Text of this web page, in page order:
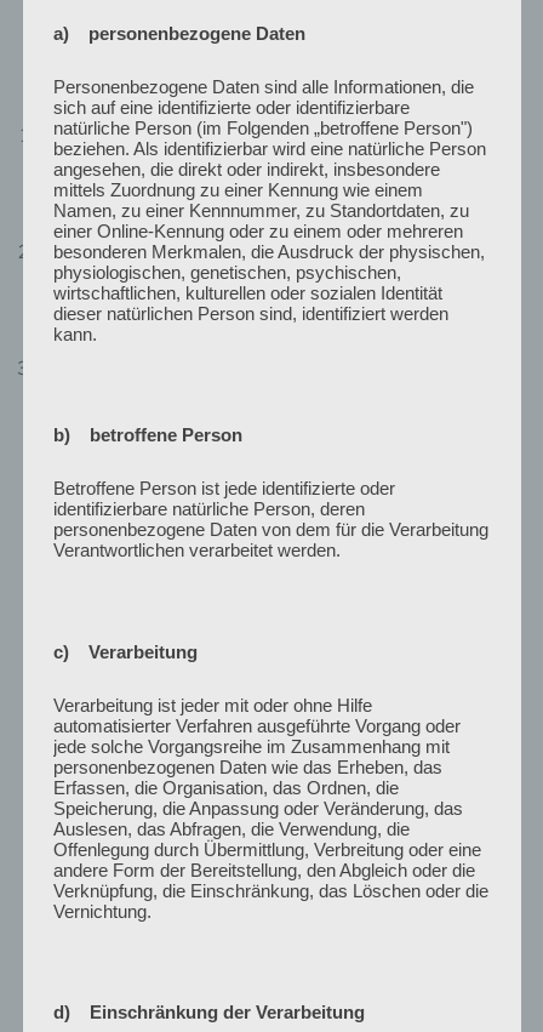
16:00 – 17:30 Uhr
Parallele Panelsessions D:
Zusammenhaltskonflikte sozialer (Groß-)Gruppen:
Strukturen, Ideologien, Identitäten und
Bewertungen
Chair:Anne Speer (TI Bremen)
Klimakrise, ökologische Wende und
Herausforderungen für den gesellschaftlichen
Zusammenhalt
Chair:Dr. Axel Salheiser (TI Jena)
Chair: Tim Schröder (TI Bremen)
17:30 – 19:00 Uhr
Podium zu „Zusammenhalt und Krieg“
Bremen)
Osteuropa)
Dr. Jan Matti Dollbaum (TI Bremen)
Moderation:Dr. Taylan Yildiz (FGZ
Forschungskoordination)
Samstag, 16. Juli 2022
09:00 – 09:30 Uhr
Austausch im Plenum und Bildung von Arbeitsgruppen
a) personenbezogene Daten
Personenbezogene Daten sind alle Informationen, die
sich auf eine identifizierte oder identifizierbare
natürliche Person (im Folgenden „betroffene Person")
beziehen. Als identifizierbar wird eine natürliche Person
angesehen, die direkt oder indirekt, insbesondere
mittels Zuordnung zu einer Kennung wie einem
Namen, zu einer Kennnummer, zu Standortdaten, zu
einer Online-Kennung oder zu einem oder mehreren
besonderen Merkmalen, die Ausdruck der physischen,
physiologischen, genetischen, psychischen,
wirtschaftlichen, kulturellen oder sozialen Identität
dieser natürlichen Person sind, identifiziert werden
kann.
b) betroffene Person
Betroffene Person ist jede identifizierte oder
identifizierbare natürliche Person, deren
personenbezogene Daten von dem für die Verarbeitung
Verantwortlichen verarbeitet werden.
c) Verarbeitung
Verarbeitung ist jeder mit oder ohne Hilfe
automatisierter Verfahren ausgeführte Vorgang oder
jede solche Vorgangsreihe im Zusammenhang mit
personenbezogenen Daten wie das Erheben, das
Erfassen, die Organisation, das Ordnen, die
Speicherung, die Anpassung oder Veränderung, das
Auslesen, das Abfragen, die Verwendung, die
Offenlegung durch Übermittlung, Verbreitung oder eine
andere Form der Bereitstellung, den Abgleich oder die
Verknüpfung, die Einschränkung, das Löschen oder die
Vernichtung.
d) Einschränkung der Verarbeitung